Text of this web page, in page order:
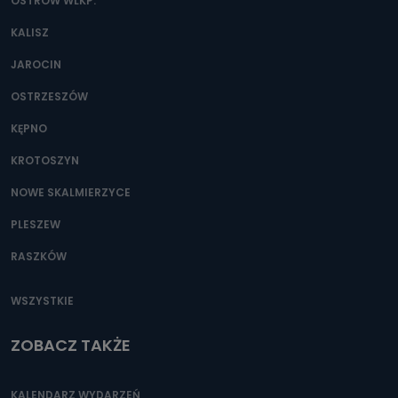
Można to zrobić pod numerem telefonu 62 735-51-05 lub
e-mailowo pod adresem: poczta@tvproart.pl
KALISZ
JAROCIN
OSTRZESZÓW
KĘPNO
KROTOSZYN
NOWE SKALMIERZYCE
PLESZEW
RASZKÓW
WSZYSTKIE
ZOBACZ TAKŻE
KALENDARZ WYDARZEŃ